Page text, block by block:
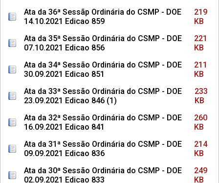
Ata da 36ª Sessãp Ordinária do CSMP - DOE
14.10.2021 Edicao 859
219
KB
Ata da 35ª Sessão Ordinária do CSMP - DOE
07.10.2021 Edicao 856
221
KB
Ata da 34ª Sessão Ordinária do CSMP - DOE
30.09.2021 Edicao 851
211
KB
Ata da 33ª Sessão Ordinária do CSMP - DOE
23.09.2021 Edicao 846 (1)
233
KB
Ata da 32ª Sessão Ordinária do CSMP - DOE
16.09.2021 Edicao 841
260
KB
Ata da 31ª Sessão Ordinária do CSMP - DOE
09.09.2021 Edicao 836
214
KB
Ata da 30ª Sessão Ordinária do CSMP - DOE
02.09.2021 Edicao 833
249
KB